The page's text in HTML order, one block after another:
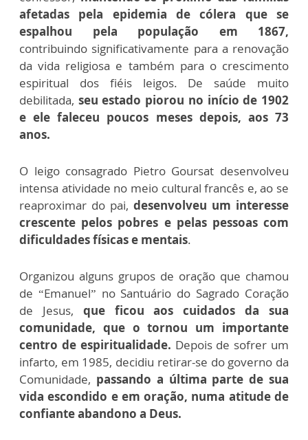
afetadas pela epidemia de cólera que se
espalhou pela população em 1867,
contribuindo significativamente para a renovação
da vida religiosa e também para o crescimento
espiritual dos fiéis leigos. De saúde muito
debilitada, seu estado piorou no início de 1902
e ele faleceu poucos meses depois, aos 73
anos.
O leigo consagrado Pietro Goursat desenvolveu
intensa atividade no meio cultural francês e, ao se
reaproximar do pai, desenvolveu um interesse
crescente pelos pobres e pelas pessoas com
dificuldades físicas e mentais.
Organizou alguns grupos de oração que chamou
de “Emanuel” no Santuário do Sagrado Coração
de Jesus, que ficou aos cuidados da sua
comunidade, que o tornou um importante
centro de espiritualidade. Depois de sofrer um
infarto, em 1985, decidiu retirar-se do governo da
Comunidade, passando a última parte de sua
vida escondido e em oração, numa atitude de
confiante abandono a Deus.